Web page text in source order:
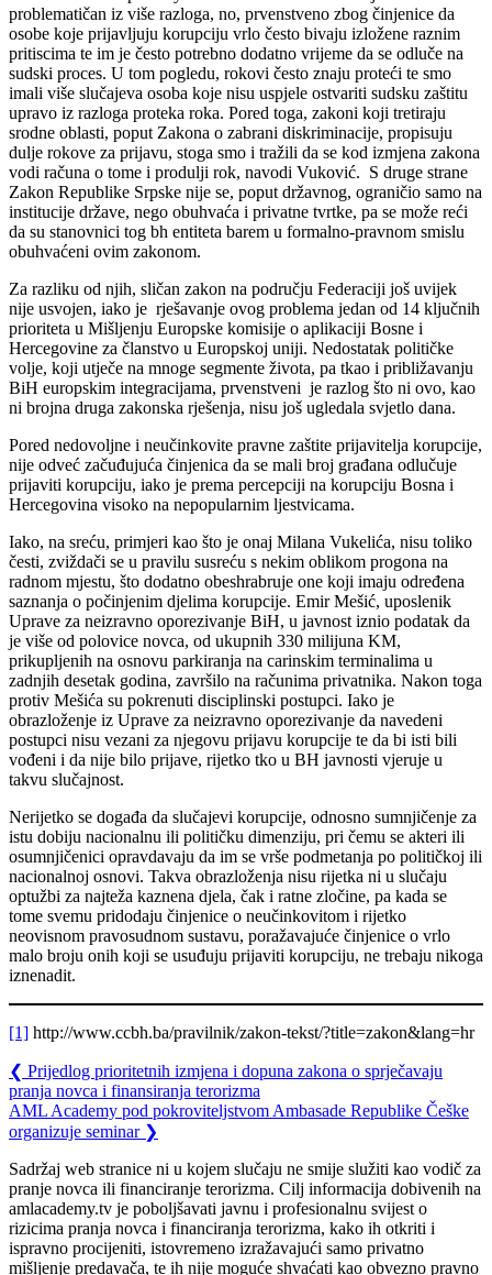
problematičan iz više razloga, no, prvenstveno zbog činjenice da
osobe koje prijavljuju korupciju vrlo često bivaju izložene raznim
pritiscima te im je često potrebno dodatno vrijeme da se odluče na
sudski proces. U tom pogledu, rokovi često znaju proteći te smo
imali više slučajeva osoba koje nisu uspjele ostvariti sudsku zaštitu
upravo iz razloga proteka roka. Pored toga, zakoni koji tretiraju
srodne oblasti, poput Zakona o zabrani diskriminacije, propisuju
dulje rokove za prijavu, stoga smo i tražili da se kod izmjena zakona
vodi računa o tome i produlji rok, navodi Vuković. S druge strane
Zakon Republike Srpske nije se, poput državnog, ograničio samo na
institucije države, nego obuhvaća i privatne tvrtke, pa se može reći
da su stanovnici tog bh entiteta barem u formalno-pravnom smislu
obuhvaćeni ovim zakonom.
Za razliku od njih, sličan zakon na području Federaciji još uvijek
nije usvojen, iako je rješavanje ovog problema jedan od 14 ključnih
prioriteta u Mišljenju Europske komisije o aplikaciji Bosne i
Hercegovine za članstvo u Europskoj uniji. Nedostatak političke
volje, koji utječe na mnoge segmente života, pa tkao i približavanju
BiH europskim integracijama, prvenstveni je razlog što ni ovo, kao
ni brojna druga zakonska rješenja, nisu još ugledala svjetlo dana.
Pored nedovoljne i neučinkovite pravne zaštite prijavitelja korupcije,
nije odveć začuđujuća činjenica da se mali broj građana odlučuje
prijaviti korupciju, iako je prema percepciji na korupciju Bosna i
Hercegovina visoko na nepopularnim ljestvicama.
Iako, na sreću, primjeri kao što je onaj Milana Vukelića, nisu toliko
česti, zviždači se u pravilu susreću s nekim oblikom progona na
radnom mjestu, što dodatno obeshrabruje one koji imaju određena
saznanja o počinjenim djelima korupcije. Emir Mešić, uposlenik
Uprave za neizravno oporezivanje BiH, u javnost iznio podatak da
je više od polovice novca, od ukupnih 330 milijuna KM,
prikupljenih na osnovu parkiranja na carinskim terminalima u
zadnjih desetak godina, završilo na računima privatnika. Nakon toga
protiv Mešića su pokrenuti disciplinski postupci. Iako je
obrazloženje iz Uprave za neizravno oporezivanje da navedeni
postupci nisu vezani za njegovu prijavu korupcije te da bi isti bili
vođeni i da nije bilo prijave, rijetko tko u BH javnosti vjeruje u
takvu slučajnost.
Nerijetko se događa da slučajevi korupcije, odnosno sumnjičenje za
istu dobiju nacionalnu ili političku dimenziju, pri čemu se akteri ili
osumnjičenici opravdavaju da im se vrše podmetanja po političkoj ili
nacionalnoj osnovi. Takva obrazloženja nisu rijetka ni u slučaju
optužbi za najteža kaznena djela, čak i ratne zločine, pa kada se
tome svemu pridodaju činjenice o neučinkovitom i rijetko
neovisnom pravosudnom sustavu, poražavajuće činjenice o vrlo
malo broju onih koji se usuđuju prijaviti korupciju, ne trebaju nikoga
iznenadit.
[1] http://www.ccbh.ba/pravilnik/zakon-tekst/?title=zakon&lang=hr
❮ Prijedlog prioritetnih izmjena i dopuna zakona o sprječavaju
pranja novca i finansiranja terorizma
AML Academy pod pokroviteljstvom Ambasade Republike Češke
organizuje seminar ❯
Sadržaj web stranice ni u kojem slučaju ne smije služiti kao vodič za
pranje novca ili financiranje terorizma. Cilj informacija dobivenih na
amlacademy.tv je poboljšavati javnu i profesionalnu svijest o
rizicima pranja novca i financiranja terorizma, kako ih otkriti i
ispravno procijeniti, istovremeno izražavajući samo privatno
mišljenje predavača, te ih nije moguće shvaćati kao obvezno pravno